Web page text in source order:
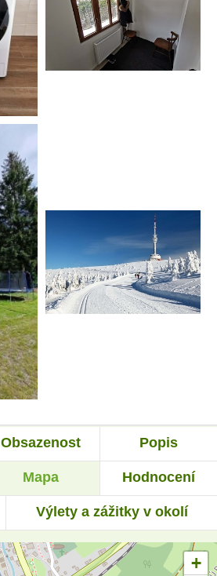
Obsazenost Popis
Mapa Hodnocení
Výlety a zážitky v okolí
+